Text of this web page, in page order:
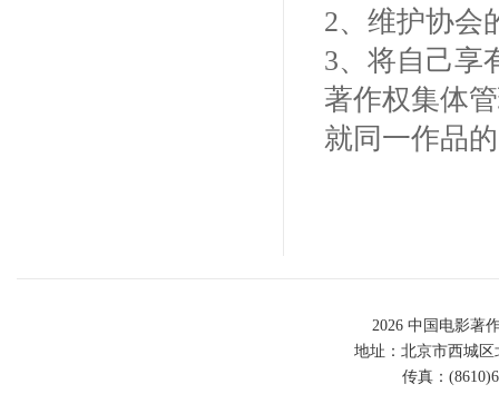
2、维护协会
3、将自己享
著作权集体
就同一作品
2026 中国电影著
地址：北京市西城区
传真：